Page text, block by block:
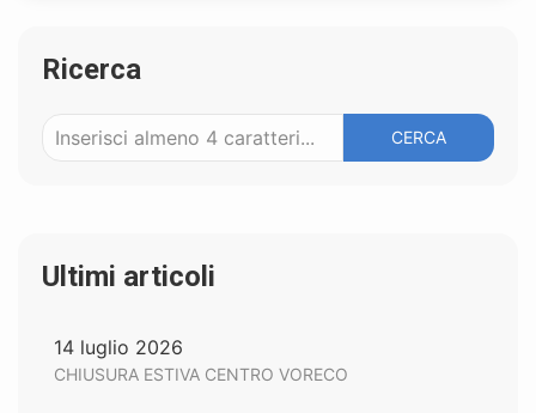
Ricerca
CERCA
Ultimi articoli
14 luglio 2026
CHIUSURA ESTIVA CENTRO VORECO